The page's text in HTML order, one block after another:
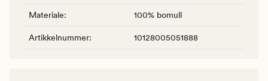
Materiale: 100% bomull
Artikkelnummer: 10128005051888